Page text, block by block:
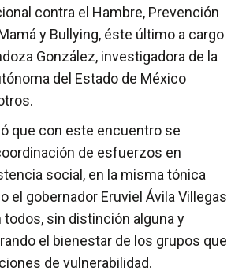
contra el Hambre, Prevención
y Bullying, éste último a cargo
González, investigadora de la
del Estado de México
que con este encuentro se
de esfuerzos en
social, en la misma tónica
el gobernador Eruviel Ávila Villegas
todos, sin distinción alguna y
el bienestar de los grupos que
de vulnerabilidad.